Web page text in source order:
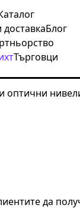
Блог
Търговци
оптични
да